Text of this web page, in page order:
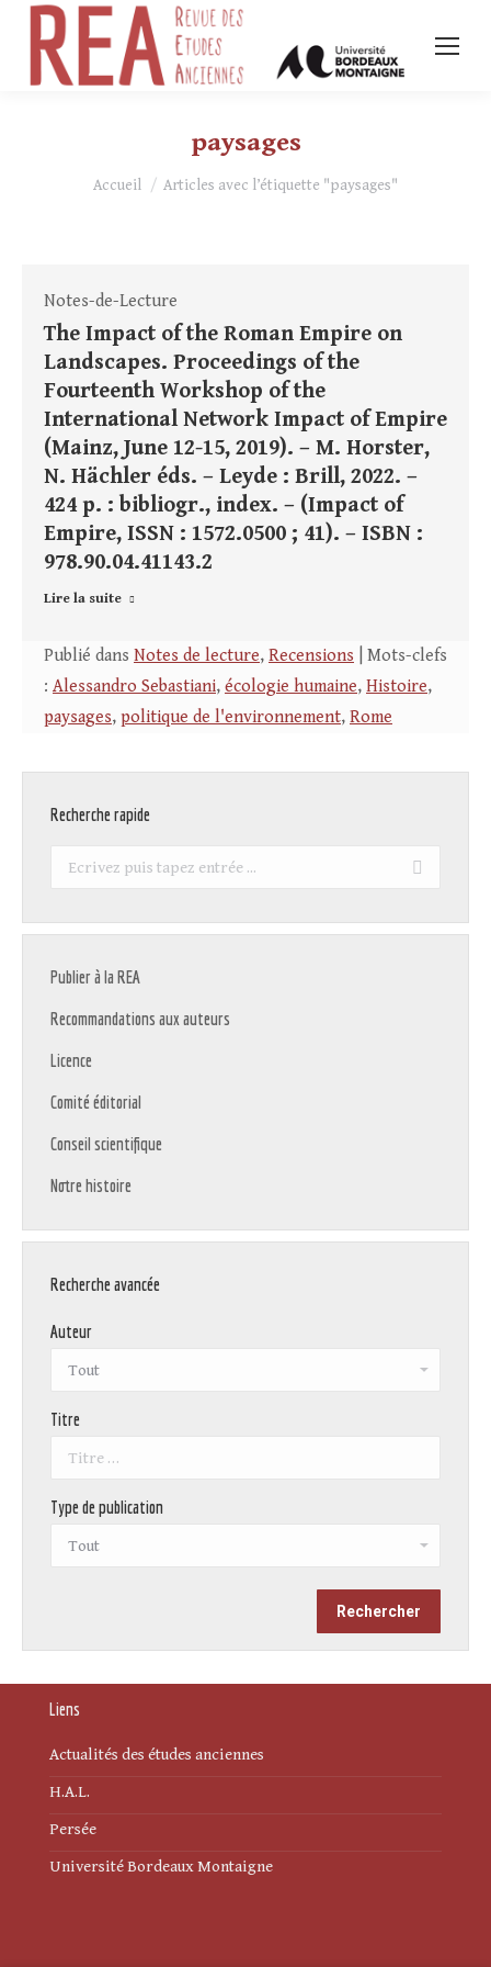
paysages
Vous êtes ici :
Accueil Articles avec l’étiquette "paysages"
Notes-de-Lecture
The Impact of the Roman Empire on
Landscapes. Proceedings of the
Fourteenth Workshop of the
International Network Impact of Empire
(Mainz, June 12-15, 2019). – M. Horster,
N. Hächler éds. – Leyde : Brill, 2022. –
424 p. : bibliogr., index. – (Impact of
Empire, ISSN : 1572.0500 ; 41). – ISBN :
978.90.04.41143.2
Lire la suite
Publié dans Notes de lecture, Recensions | Mots-clefs
: Alessandro Sebastiani, écologie humaine, Histoire,
paysages, politique de l'environnement, Rome
Recherche rapide
Recherche
Publier à la REA
Recommandations aux auteurs
Licence
Comité éditorial
Conseil scientifique
Notre histoire
Recherche avancée
Auteur
Titre
Type de publication
Liens
Actualités des études anciennes
H.A.L.
Persée
Université Bordeaux Montaigne